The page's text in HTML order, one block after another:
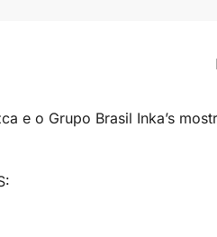
e o Grupo Brasil Inka’s